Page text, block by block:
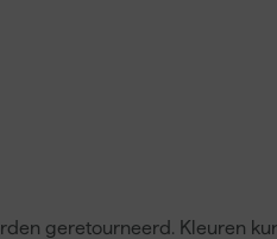
geretourneerd. Kleuren